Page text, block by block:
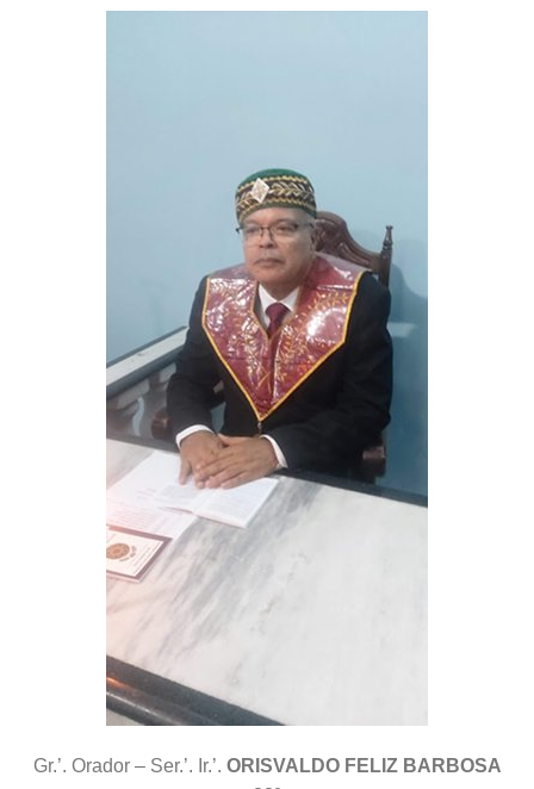
Gr.’. Orador – Ser.’. Ir.’. ORISVALDO FELIZ BARBOSA